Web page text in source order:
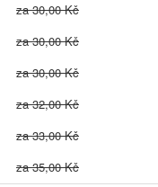
za 30,00 Kč
za 30,00 Kč
za 30,00 Kč
za 32,00 Kč
za 33,00 Kč
za 35,00 Kč